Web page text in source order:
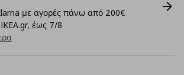
με αγορές πάνω από 200€
έως 7/8